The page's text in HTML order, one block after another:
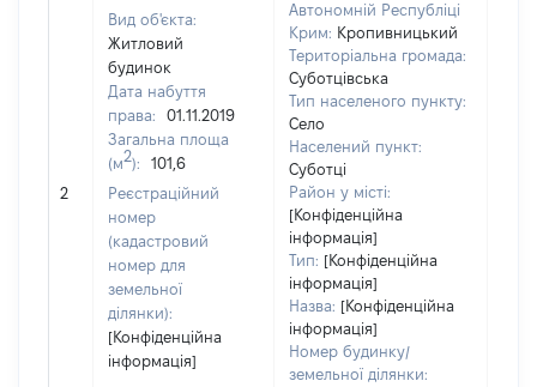
2
Вид об'єкта:
Житловий
будинок
Дата набуття
права:
01.11.2019
Загальна площа
(м2):
101,6
Реєстраційний
номер
(кадастровий
номер для
земельної
ділянки):
[Конфіденційна
інформація]
Автономній Республіці
Крим: Кропивницький
Територіальна громада:
Суботцівська
Тип населеного пункту:
Село
Населений пункт:
Суботці
Район у місті:
[Конфіденційна
інформація]
Тип: [Конфіденційна
інформація]
Назва: [Конфіденційна
інформація]
Номер будинку/
земельної ділянки: